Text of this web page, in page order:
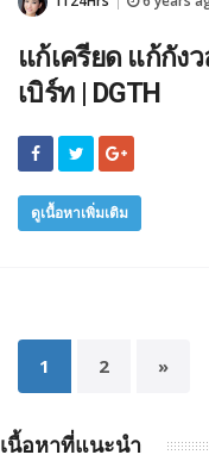
แก้เครียด แก้กั
เบิร์ท | DGTH
ดูเนื้อหาเพิ่มเติม
1 2 »
เนื้อหาที่แนะนำ